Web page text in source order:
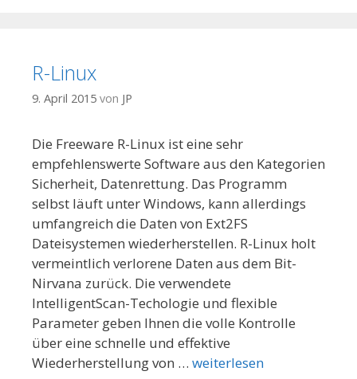
R-Linux
9. April 2015 von JP
Die Freeware R-Linux ist eine sehr
empfehlenswerte Software aus den Kategorien
Sicherheit, Datenrettung. Das Programm
selbst läuft unter Windows, kann allerdings
umfangreich die Daten von Ext2FS
Dateisystemen wiederherstellen. R-Linux holt
vermeintlich verlorene Daten aus dem Bit-
Nirvana zurück. Die verwendete
IntelligentScan-Techologie und flexible
Parameter geben Ihnen die volle Kontrolle
über eine schnelle und effektive
Wiederherstellung von … weiterlesen